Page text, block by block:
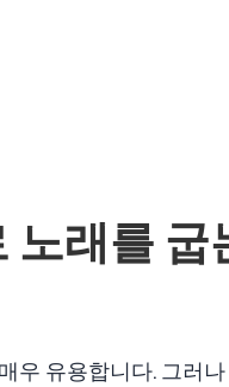
래를 굽
우 유용합니다. 그러